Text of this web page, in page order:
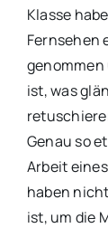
Klasse
Fernsehen
genommen
ist, was
Genau so
Arbeit
haben
ist, um die